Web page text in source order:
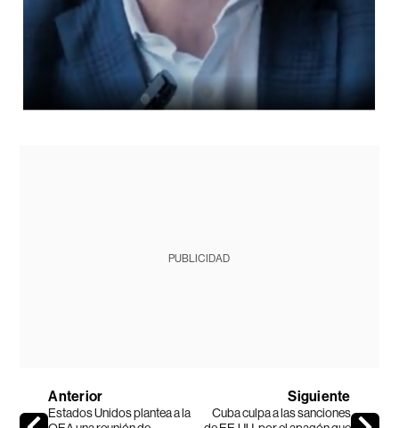
PUBLICIDAD
Anterior
Estados Unidos plantea a la
Siguiente
Cuba culpa a las sanciones